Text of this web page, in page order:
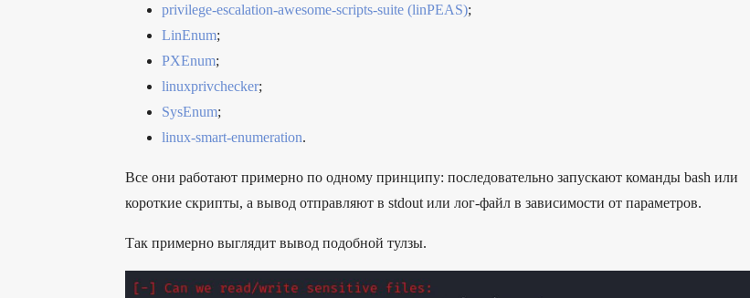
privilege-escalation-awesome-scripts-suite (linPEAS);
LinEnum;
PXEnum;
linuxprivchecker;
SysEnum;
linux-smart-enumeration.
Все они работают примерно по одному принципу: последовательно запускают команды bash или
короткие скрипты, а вывод отправляют в stdout или лог-файл в зависимости от параметров.
Так примерно выглядит вывод подобной тулзы.